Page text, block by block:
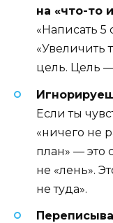
на «что-то
«Написать 5
«Увеличить
цель. Цель —
Если ты
«ничего не
план» — это
не «лень».
не туда».